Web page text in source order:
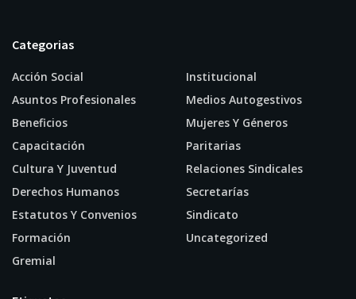
Categorias
Acción Social
Asuntos Profesionales
Beneficios
Capacitación
Cultura Y Juventud
Derechos Humanos
Estatutos Y Convenios
Formación
Gremial
Institucional
Medios Autogestivos
Mujeres Y Géneros
Paritarias
Relaciones Sindicales
Secretarías
Sindicato
Uncategorized